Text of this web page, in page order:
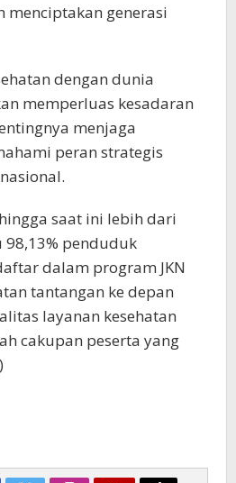
menciptakan generasi
dengan dunia
memperluas kesadaran
menjaga
peran strategis
saat ini lebih dari
penduduk
dalam program JKN
tantangan ke depan
layanan kesehatan
cakupan peserta yang